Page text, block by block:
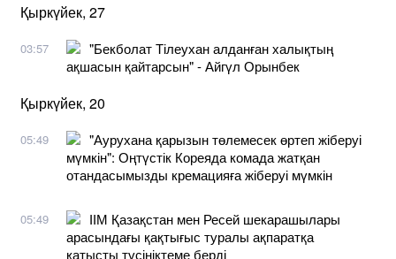
Қыркүйек, 27
03:57
"Бекболат Тілеухан алданған халықтың
ақшасын қайтарсын" - Айгүл Орынбек
Қыркүйек, 20
05:49
"Аурухана қарызын төлемесек өртеп жіберуі
мүмкін": Оңтүстік Кореяда комада жатқан
отандасымызды кремацияға жіберуі мүмкін
05:49
ІІМ Қазақстан мен Ресей шекарашылары
арасындағы қақтығыс туралы ақпаратқа
қатысты түсініктеме берді